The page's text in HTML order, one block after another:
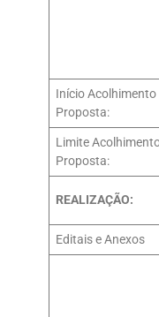
Início Acolhimento
Proposta:
Limite
Proposta:
REALIZAÇÃO:
Editais e Anexos